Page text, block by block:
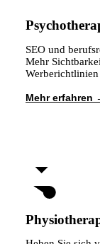
SEO und
Mehr
Mehr erfahren